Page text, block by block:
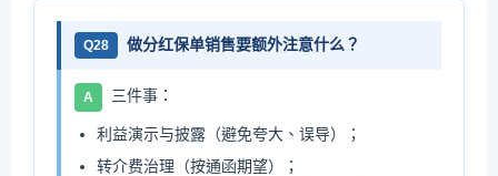
Q28 做分红保单销售要额外注意什么？
A 三件事：
利益演示与披露（避免夸大、误导）；
转介费治理（按通函期望）；